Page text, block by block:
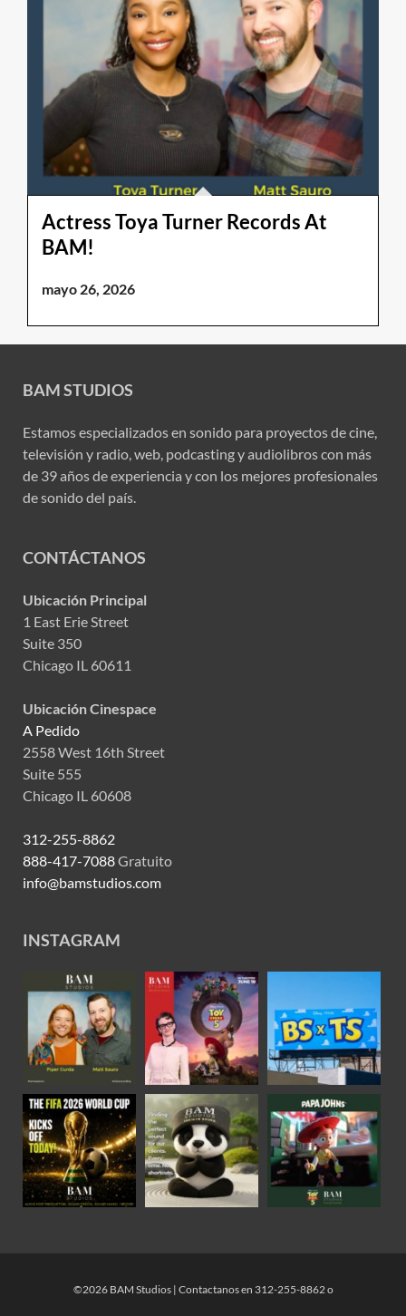
Actress Toya Turner Records At
BAM!
mayo 26, 2026
BAM STUDIOS
Estamos especializados en sonido para proyectos de cine,
televisión y radio, web, podcasting y audiolibros con más
de 39 años de experiencia y con los mejores profesionales
de sonido del país.
CONTÁCTANOS
Ubicación Principal
1 East Erie Street
Suite 350
Chicago IL 60611
Ubicación Cinespace
A Pedido
2558 West 16th Street
Suite 555
Chicago IL 60608
312-255-8862
888-417-7088Gratuito
info@bamstudios.com
INSTAGRAM
©2026 BAM Studios | Contactanos en 312-255-8862 o